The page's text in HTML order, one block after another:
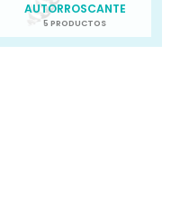
AUTORROSCANTE
5 PRODUCTOS